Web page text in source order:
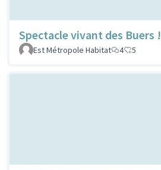
Spectacle vivant des Buers !
Est Métropole Habitat
4 5